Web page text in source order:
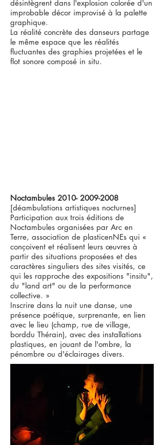
désintègrent dans l'explosion colorée d'un
improbable décor improvisé à la palette
graphique.
La réalité concrète des danseurs partage
le même espace que les réalités
fluctuantes des graphies projetées et le
flot sonore composé in situ.
Noctambules 2010- 2009-2008
[déambulations artistiques nocturnes]
Participation aux trois éditions de
Noctambules organisées par Arc en
Terre, association de plasticenNEs qui «
conçoivent et réalisent leurs œuvres à
partir des situations proposées et des
caractères singuliers des sites visités, ce
qui les rapproche des expositions "insitu",
du "land art" ou de la performance
collective. »
Inscrire dans la nuit une danse, une
présence poétique, surprenante, en lien
avec le lieu (champ, rue de village,
borddu Thérain), avec des installations
plastiques, en jouant de l'ombre, la
pénombre ou d'éclairages divers.